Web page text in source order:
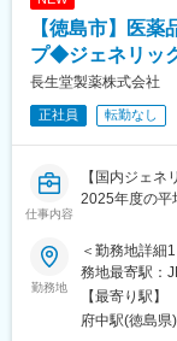
【徳島市】医
プ◆ジェネリッ
長生堂製薬株式会社
正社員 転勤なし
仕事内容
【国内ジェ
2025年度の平
■業務内容
ジェネリック
れかをご担当
希望・適性を
勤務地
＜勤務地詳細
務地最寄駅：
務地詳細2＞
53番地 勤務地
【最寄り駅】
府中駅(徳島県